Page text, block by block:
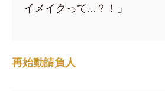
イメイクって…？！」
再始動請負人